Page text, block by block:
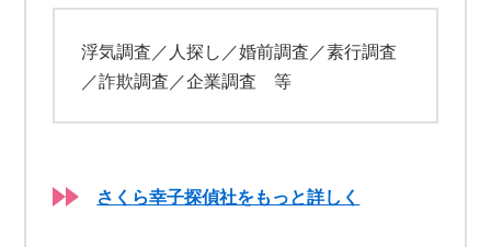
浮気調査／人探し／婚前調査／素行調査
／詐欺調査／企業調査 等
さくら幸子探偵社をもっと詳しく